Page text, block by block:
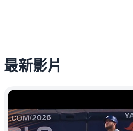
最新影片